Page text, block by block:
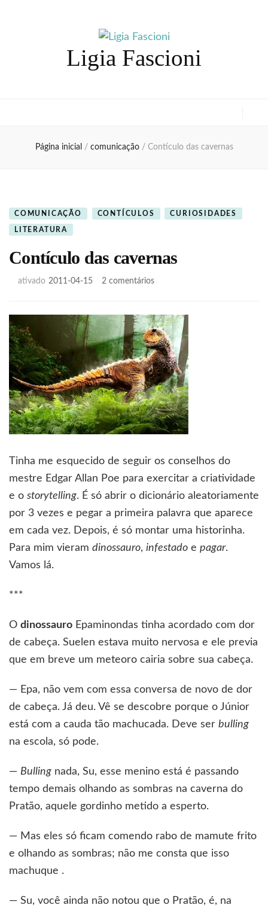
Ligia Fascioni
Página inicial / comunicação / Contículo das cavernas
COMUNICAÇÃO CONTÍCULOS CURIOSIDADES
LITERATURA
Contículo das cavernas
ativado 2011-04-15 2 comentáriosem
cavernas
Tinha me esquecido de seguir os conselhos do
mestre Edgar Allan Poe para exercitar a criatividade
e o storytelling. É só abrir o dicionário aleatoriamente
por 3 vezes e pegar a primeira palavra que aparece
em cada vez. Depois, é só montar uma historinha.
Para mim vieram dinossauro, infestado e pagar.
Vamos lá.
***
O dinossauro Epaminondas tinha acordado com dor
de cabeça. Suelen estava muito nervosa e ele previa
que em breve um meteoro cairia sobre sua cabeça.
— Epa, não vem com essa conversa de novo de dor
de cabeça. Já deu. Vê se descobre porque o Júnior
está com a cauda tão machucada. Deve ser bulling
na escola, só pode.
— Bulling nada, Su, esse menino está é passando
tempo demais olhando as sombras na caverna do
Pratão, aquele gordinho metido a esperto.
— Mas eles só ficam comendo rabo de mamute frito
e olhando as sombras; não me consta que isso
machuque .
— Su, você ainda não notou que o Pratão, é, na